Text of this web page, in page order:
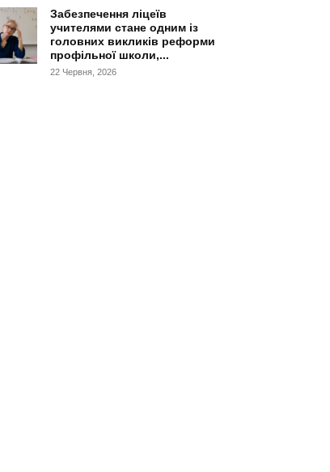
Забезпечення ліцеїв
учителями стане одним із
головних викликів реформи
профільної школи,...
22 Червня, 2026